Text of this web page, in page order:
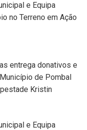
e Equipa
no Terreno em Ação
entrega donativos e
de Pombal
Kristin
e Equipa